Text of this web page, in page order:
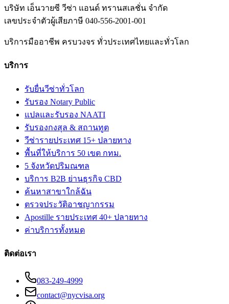
บริษัท เอ็นวายซี วีซ่า แอนด์ ทรานสเลชั่น จำกัด
เลขประจำตัวผู้เสียภาษี 040-556-2001-001
บริการมืออาชีพ ครบวงจร ทั่วประเทศไทยและทั่วโลก
บริการ
รับยื่นวีซ่าทั่วโลก
รับรอง Notary Public
แปลและรับรอง NAATI
รับรองกงสุล & สถานทูต
วีซ่ารายประเทศ 15+ ปลายทาง
พื้นที่ให้บริการ 50 เขต กทม.
5 จังหวัดปริมณฑล
บริการ B2B ย่านธุรกิจ CBD
ค้นหาสาขาใกล้ฉัน
ตรวจประวัติอาชญากรรม
Apostille รายประเทศ 40+ ปลายทาง
ค่าบริการทั้งหมด
ติดต่อเรา
083-249-4999
contact@nycvisa.org